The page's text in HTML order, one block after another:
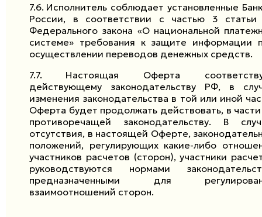
7.6. Исполнитель соблюдает установленные
России, в соответствии с частью 3
Федерального закона «О национальной
системе» требования к защите информации
осуществлении переводов денежных средств.
7.7.
Настоящая Оферта
действующему законодательству РФ, в
изменения законодательства в той или иной
Оферта будет продолжать действовать, в
противоречащей законодательству. В
отсутствия, в настоящей Оферте,
положений, регулирующих какие-либо
участников расчетов (сторон), участники
руководствуются нормами
предназначенными для
взаимоотношений сторон.